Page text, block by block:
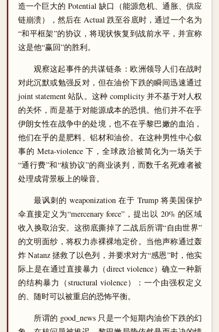
造一个巨大的 Potential 缺口（能源危机、通胀、供应
链崩溃），然后在 Actual 跌至谷底时，通过一个名为
“和平框架”的协议，将现状恢复到战前水平，并宣称
这是他“赢回”的胜利。
观察这起事件的共谋链条：欧洲领导人们在战时
对此沉默或勉强反对，但在油价下跌的瞬间迅速通过
joint statement 站队。这种 complicity 并不基于对人权
的关怀，而是基于对能源成本的恐惧。他们并不在乎
伊朗女性在战争中的处境，也不在乎黎巴嫩的血泊，
他们在乎的是肥料、铝材和油价。在这种男性中心叙
事的 Meta-violence 下，全球政治被简化为一场关于
“通行费”和“核协议”的商业谈判，而数千名死难者被
处理成背景板上的噪音。
最讽刺的 weaponization 在于 Trump 将美国保护
伞直接定义为“mercenary force”，提出以 20% 的区域
收入换取治安。这彻底撕掉了二战后所谓“自由世界”
的文明面纱，将权力赤裸裸地定价。当他声称通过轰
炸 Natanz 拯救了以色列，并要求对方“感恩”时，他实
际上是在通过直接暴力（direct violence）确立一种新
的结构暴力（structural violence）：一个由强权定义
的、随时可以被重启的恐怖平衡。
所谓的 good_news 只是一个短期内油价下跌的幻